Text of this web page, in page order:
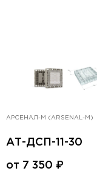
АРСЕНАЛ-М (ARSENAL-M)
АТ-ДСП-11-30
от 7 350 ₽